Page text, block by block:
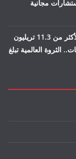
مجانية
لأول مرة منذ 15 عاماً.. انخفاض الثروات الخاصة لأكثر من 11.3 تريليون
الثروة العالمية تبلغ